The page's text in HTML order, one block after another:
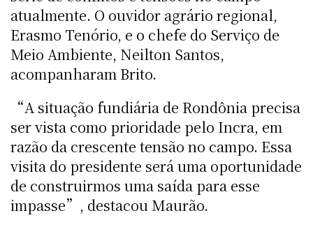
atualmente. O ouvidor agrário regional,
Erasmo Tenório, e o chefe do Serviço de
Meio Ambiente, Neilton Santos,
acompanharam Brito.
“A situação fundiária de Rondônia precisa
ser vista como prioridade pelo Incra, em
razão da crescente tensão no campo. Essa
visita do presidente será uma oportunidade
de construirmos uma saída para esse
impasse”, destacou Maurão.